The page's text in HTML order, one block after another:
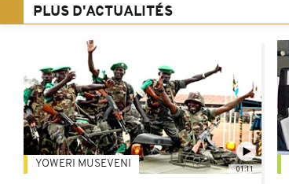
PLUS D'ACTUALITÉS
01:11
YOWERI MUSEVENI